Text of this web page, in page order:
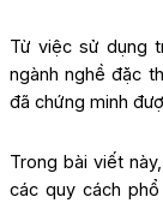
Từ việc sử dụng
ngành nghề đặc
đã chứng minh
Trong bài viết
các quy cách